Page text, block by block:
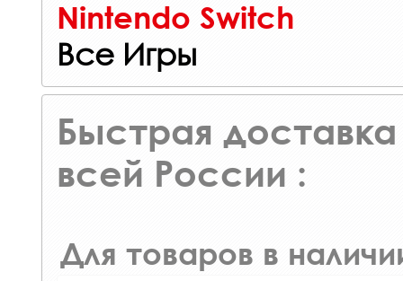
Nintendo Switch
Все Игры
Быстрая доставка
всей России :
Для товаров в